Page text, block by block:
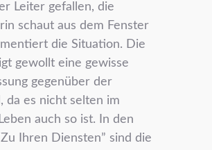
Leiter gefallen, die
schaut aus dem Fenster
die Situation. Die
gewollt eine gewisse
gegenüber der
da es nicht selten im
auch so ist. In den
Ihren Diensten” sind die